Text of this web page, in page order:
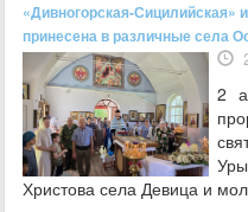
«Дивногорская-
принесена в различные села
2
Христова села Девица и